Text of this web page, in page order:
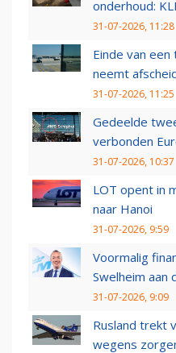
onderhoud:
31-07-2026, 11:28
Einde van
neemt
31-07-2026, 11:25
Gedeelde
verbonden
31-07-2026, 10:37
LOT opent in
naar Hanoi
31-07-2026, 9:59
Voormalig
Swelheim aan
31-07-2026, 9:09
Rusland trekt
wegens